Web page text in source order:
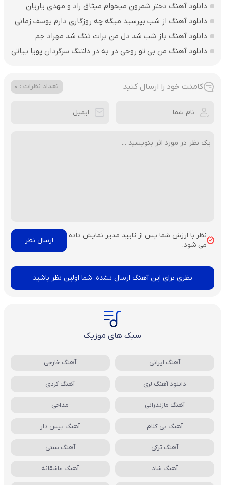
دانلود آهنگ دختر شمرون میخوام میثاق راد و مهدی یاریان
دانلود آهنگ از شب بپرسید میگه چه روزگاری دارم یوسف زمانی
دانلود آهنگ باز شب شد دل من برات تنگ شد مهراد جم
دانلود آهنگ من بی تو روحی در به در دلتنگ سرگردان پویا بیاتی
کامنت خود را ارسال کنید تعداد نظرات : 0
نظر با ارزش شما پس از تایید مدیر نمایش داده
می شود.
نظری برای این آهنگ ارسال نشده، شما اولین نظر باشید
سبک های موزیک
آهنگ ایرانی آهنگ خارجی
دانلود آهنگ لری آهنگ کردی
آهنگ مازندرانی مداحی
آهنگ بی کلام آهنگ بیس دار
آهنگ ترکی آهنگ سنتی
آهنگ شاد آهنگ عاشقانه